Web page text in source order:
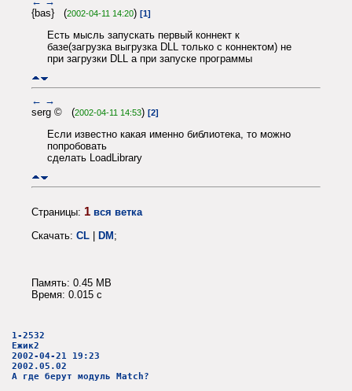
{bas} (2002-04-11 14:20) [1]
Есть мысль запускать первый коннект к
базе(загрузка выгрузка DLL только с коннектом) не
при загрузки DLL а при запуске программы
← →
serg © (2002-04-11 14:53) [2]
Если известно какая именно библиотека, то можно
попробовать
сделать LoadLibrary
Страницы: 1 вся ветка
Скачать: CL | DM;
Память: 0.45 MB
Время: 0.015 c
1-2532
Ежик2
2002-04-21 19:23
2002.05.02
А где берут модуль Match?